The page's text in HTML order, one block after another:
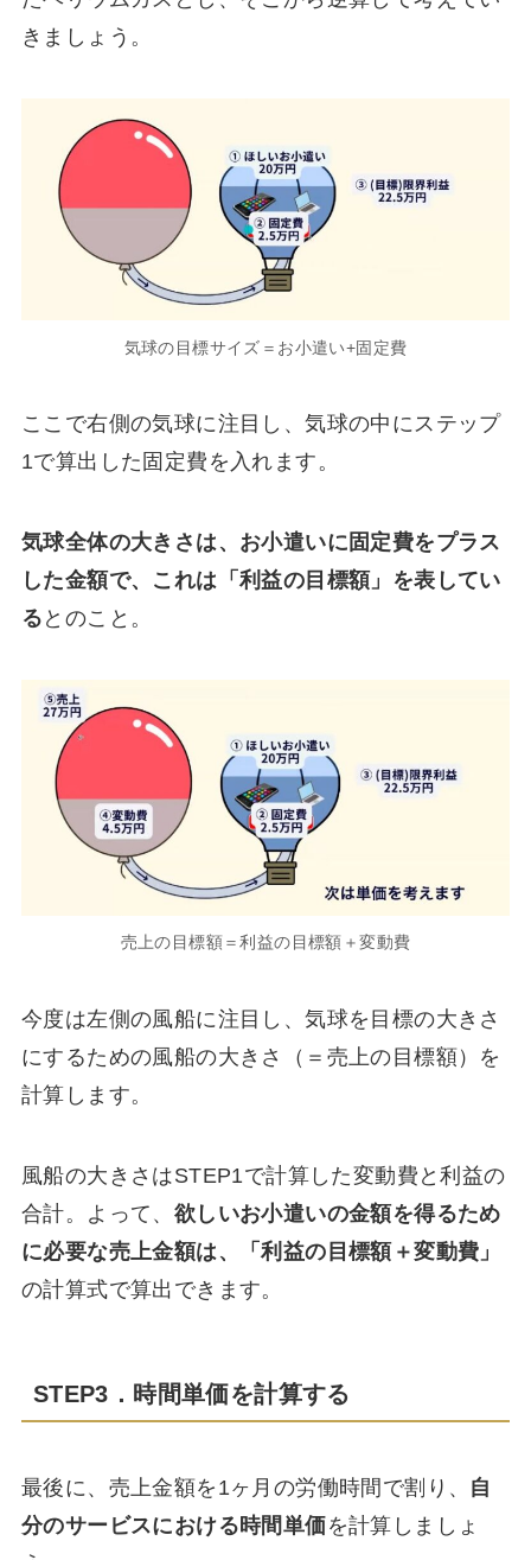
きましょう。
気球の目標サイズ＝お小遣い+固定費
ここで右側の気球に注目し、気球の中にステップ
1で算出した固定費を入れます。
気球全体の大きさは、お小遣いに固定費をプラス
した金額で、これは「利益の目標額」を表してい
る とのこと。
売上の目標額＝利益の目標額＋変動費
今度は左側の風船に注目し、気球を目標の大きさ
にするための風船の大きさ（＝売上の目標額）を
計算します。
風船の大きさはSTEP1で計算した変動費と利益の
合計。よって、 欲しいお小遣いの金額を得るため
に必要な売上金額は、「利益の目標額＋変動費」
の計算式で算出できます。
STEP3．時間単価を計算する
最後に、売上金額を1ヶ月の労働時間で割り、 自
分のサービスにおける時間単価を計算しましょ